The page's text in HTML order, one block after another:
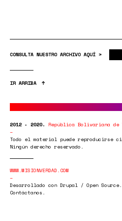
CONSULTA NUESTRO ARCHIVO AQUÍ >
IR ARRIBA
2012 - 2020. República Bolivariana de
Todo el material puede reproducirse
Ningún derecho reservado.
WWW.MISIONVERDAD.COM
Desarrollado con Drupal / Open Source.
Contáctanos.